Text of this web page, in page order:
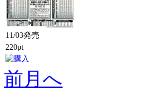
11/03発売
220pt
前月へ